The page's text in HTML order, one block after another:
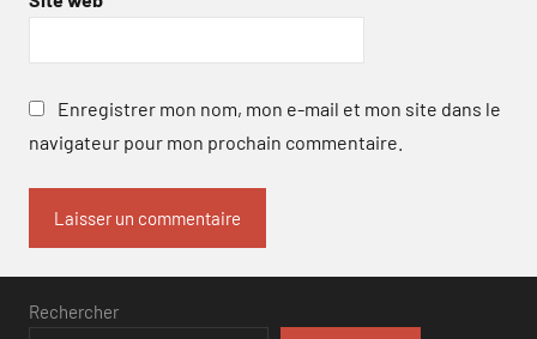
Enregistrer mon nom, mon e-mail et mon site dans le
navigateur pour mon prochain commentaire.
Rechercher